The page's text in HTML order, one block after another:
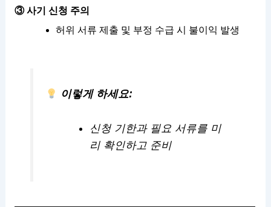
③ 사기 신청 주의
허위 서류 제출 및 부정 수급 시 불이익 발생
이렇게 하세요:
신청 기한과 필요 서류를 미
리 확인하고 준비